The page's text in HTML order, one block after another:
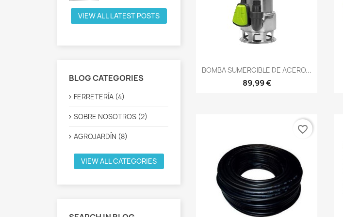
VIEW ALL LATEST POSTS
BLOG CATEGORIES
FERRETERÍA (4)
SOBRE NOSOTROS (2)
AGROJARDÍN (8)
VIEW ALL CATEGORIES
Vista rápida
BOMBA SUMERGIBLE DE ACERO...
89,99 €
favorite_border